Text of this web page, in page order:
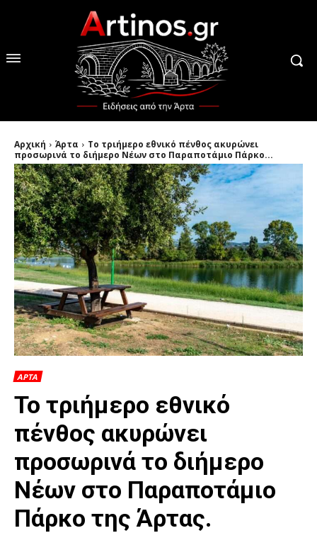
Αρχική Άρτα
To τριήμερο εθνικό πένθος ακυρώνει
προσωρινά το διήμερο Nέων στο Παραποτάμιο Πάρκο...
ΑΡΤΑ
To τριήμερο εθνικό
πένθος ακυρώνει
προσωρινά το διήμερο
Nέων στο Παραποτάμιο
Πάρκο της Άρτας.